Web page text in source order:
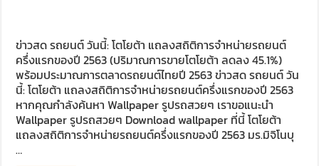
ข่าวสด รถยนต์ วันนี้: โตโยต้า แถลงสถิติการจำหน่ายรถยนต์
ครึ่งแรกของปี 2563 (ปริมาณการขายโตโยต้า ลดลง 45.1%)
พร้อมประมาณการตลาดรถยนต์ไทยปี 2563 ข่าวสด รถยนต์ วัน
นี้: โตโยต้า แถลงสถิติการจำหน่ายรถยนต์ครึ่งแรกของปี 2563
หากคุณกำลังค้นหา Wallpaper รูปรถสวยๆ เราขอแนะนำ
Wallpaper รูปรถสวยๆ Download wallpaper ที่นี้ โตโยต้า
แถลงสถิติการจำหน่ายรถยนต์ครึ่งแรกของปี 2563 มร.มิจิโนบุ
…